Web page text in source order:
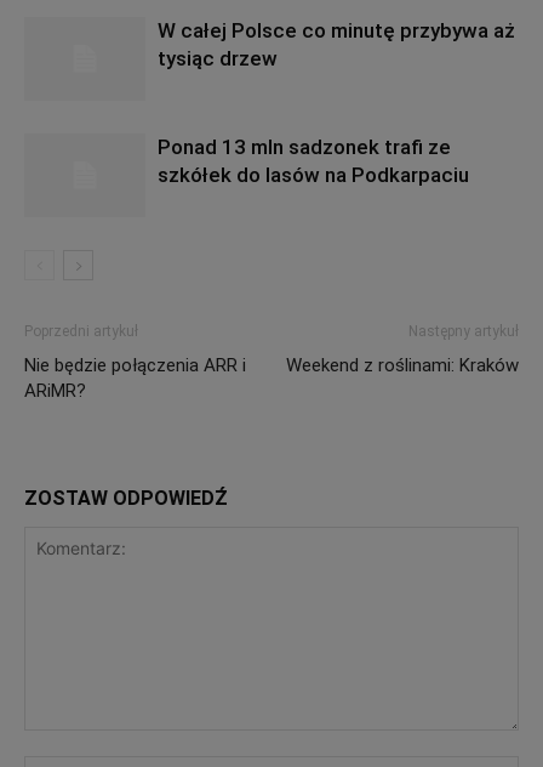
W całej Polsce co minutę przybywa aż
tysiąc drzew
Ponad 13 mln sadzonek trafi ze
szkółek do lasów na Podkarpaciu
Poprzedni artykuł
Nie będzie połączenia ARR i
ARiMR?
Następny artykuł
Weekend z roślinami: Kraków
ZOSTAW ODPOWIEDŹ